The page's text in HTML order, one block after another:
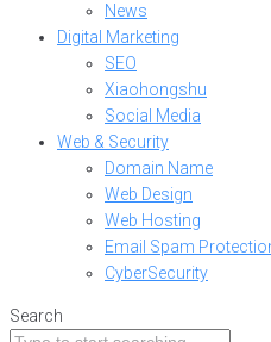
News
Digital Marketing
SEO
Xiaohongshu
Social Media
Web & Security
Domain Name
Web Design
Web Hosting
Email Spam
CyberSecurity
Search